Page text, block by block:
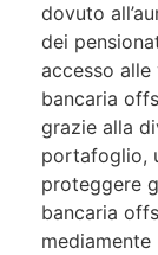
dovuto
dei
accesso alle
bancaria
grazie alla
portafoglio,
proteggere
bancaria